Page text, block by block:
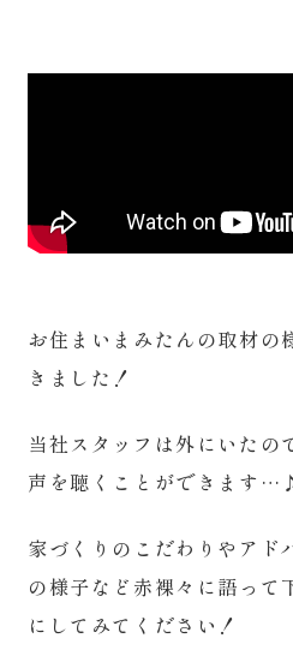
お住まいまみたんの取材の
きました！
当社スタッフは外にいたの
声を聴くことができます
家づくりのこだわりやアド
の様子など赤裸々に語って
にしてみてください！